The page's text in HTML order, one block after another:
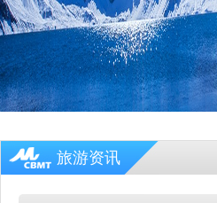
旅游资讯